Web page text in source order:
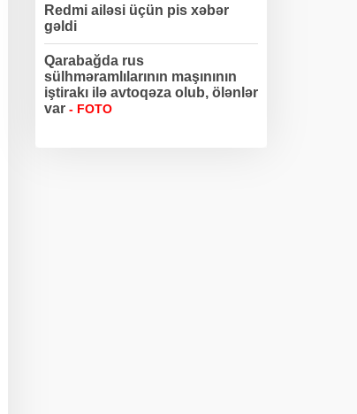
Redmi ailəsi üçün pis xəbər
gəldi
Qarabağda rus
sülhməramlılarının maşınının
iştirakı ilə avtoqəza olub, ölənlər
var - FOTO